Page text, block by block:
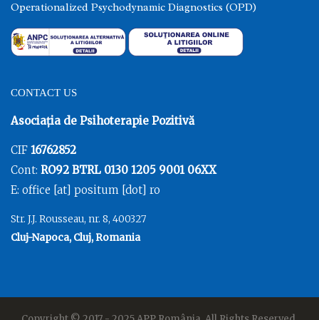
Operationalized Psychodynamic Diagnostics (OPD)
CONTACT US
Asociația de Psihoterapie Pozitivă
CIF 16762852
Cont: RO92 BTRL 0130 1205 9001 06XX
E: office [at] positum [dot] ro
Str. J.J. Rousseau, nr. 8, 400327
Cluj-Napoca, Cluj, Romania